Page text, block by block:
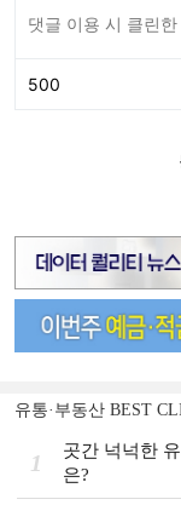
유통·부동산 BEST
1
곳간 넉넉한
은?